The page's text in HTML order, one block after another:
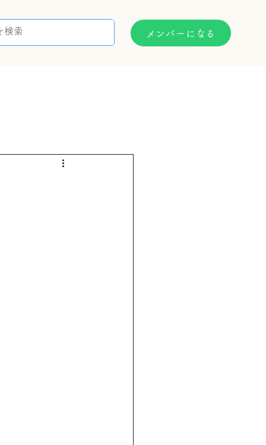
メンバーになる